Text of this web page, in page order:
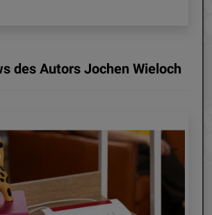
des Autors Jochen Wieloch